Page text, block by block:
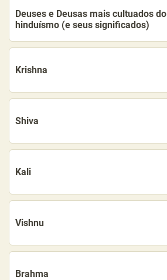
Deuses e Deusas mais cultuados do
hinduísmo (e seus significados)
Krishna
Shiva
Kali
Vishnu
Brahma